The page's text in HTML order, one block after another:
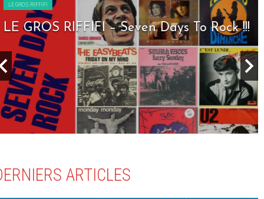
LE GROS RIFFIFI
LE GROS RIFFIFI – Seven Days To Rock !!!
ARTICLES